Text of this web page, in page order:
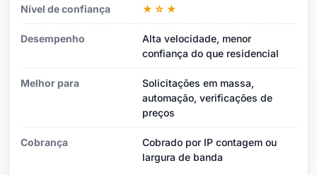
Nível de confiança ★☆★
Desempenho
Alta velocidade, menor
confiança do que residencial
Melhor para
Solicitações em massa,
automação, verificações de
preços
Cobrança
Cobrado por IP contagem ou
largura de banda